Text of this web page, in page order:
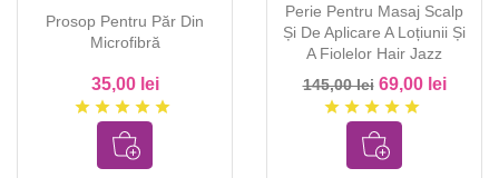
Prosop Pentru Păr Din
Microfibră
35,00 lei
star star star star star
Perie Pentru Masaj Scalp
Și De Aplicare A Loțiunii Și
A Fiolelor Hair Jazz
145,00 lei 69,00 lei
star star star star star